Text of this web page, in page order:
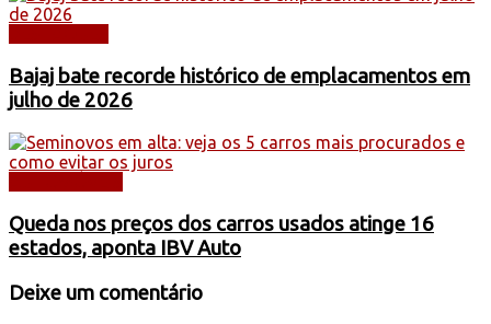
Bajaj bate recorde histórico de emplacamentos em
julho de 2026
Queda nos preços dos carros usados atinge 16
estados, aponta IBV Auto
Deixe um comentário